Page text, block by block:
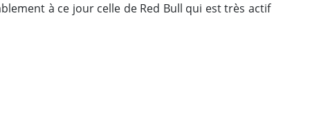
à ce jour celle de Red Bull qui est très actif